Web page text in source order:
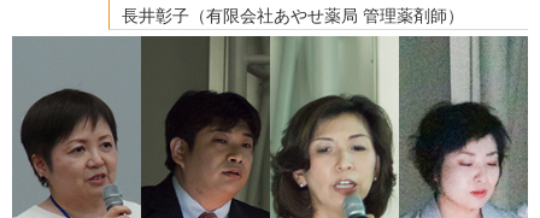
長井彰子（有限会社あやせ薬局 管理薬剤師）